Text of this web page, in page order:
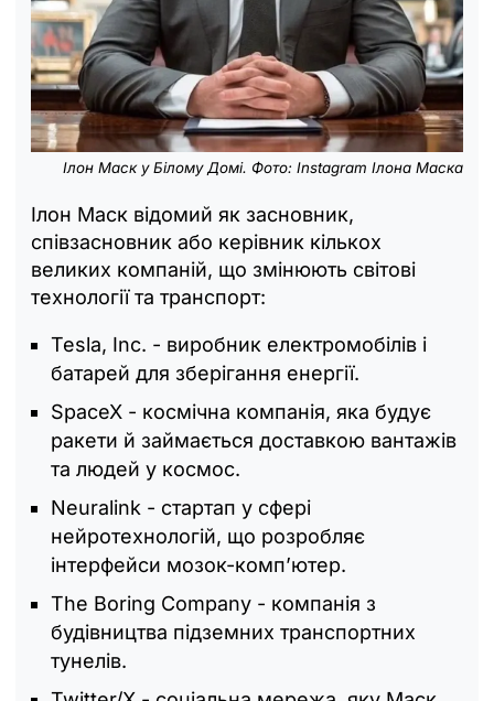
Ілон Маск у Білому Домі. Фото: Instagram Ілона Маска
Ілон Маск відомий як засновник,
співзасновник або керівник кількох
великих компаній, що змінюють світові
технології та транспорт:
Tesla, Inc. - виробник електромобілів і
батарей для зберігання енергії.
SpaceX - космічна компанія, яка будує
ракети й займається доставкою вантажів
та людей у космос.
Neuralink - стартап у сфері
нейротехнологій, що розробляє
інтерфейси мозок-комп’ютер.
The Boring Company - компанія з
будівництва підземних транспортних
тунелів.